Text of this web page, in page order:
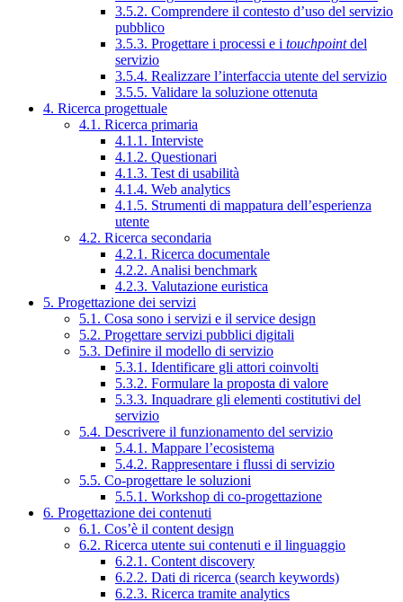
3.5.2. Comprendere il contesto d’uso del servizio
pubblico
3.5.3. Progettare i processi e i touchpointdel
servizio
3.5.4. Realizzare l’interfaccia utente del servizio
3.5.5. Validare la soluzione ottenuta
4. Ricerca progettuale
4.1. Ricerca primaria
4.1.1. Interviste
4.1.2. Questionari
4.1.3. Test di usabilità
4.1.4. Web analytics
4.1.5. Strumenti di mappatura dell’esperienza
utente
4.2. Ricerca secondaria
4.2.1. Ricerca documentale
4.2.2. Analisi benchmark
4.2.3. Valutazione euristica
5. Progettazione dei servizi
5.1. Cosa sono i servizi e il service design
5.2. Progettare servizi pubblici digitali
5.3. Definire il modello di servizio
5.3.1. Identificare gli attori coinvolti
5.3.2. Formulare la proposta di valore
5.3.3. Inquadrare gli elementi costitutivi del
servizio
5.4. Descrivere il funzionamento del servizio
5.4.1. Mappare l’ecosistema
5.4.2. Rappresentare i flussi di servizio
5.5. Co-progettare le soluzioni
5.5.1. Workshop di co-progettazione
6. Progettazione dei contenuti
6.1. Cos’è il content design
6.2. Ricerca utente sui contenuti e il linguaggio
6.2.1. Content discovery
6.2.2. Dati di ricerca (search keywords)
6.2.3. Ricerca tramite analytics